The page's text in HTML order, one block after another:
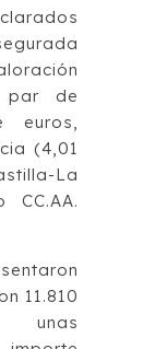
par de
euros,
(4,01
La
11.810
unas